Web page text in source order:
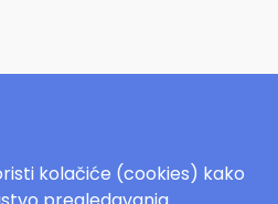
kolačiće (cookies) kako